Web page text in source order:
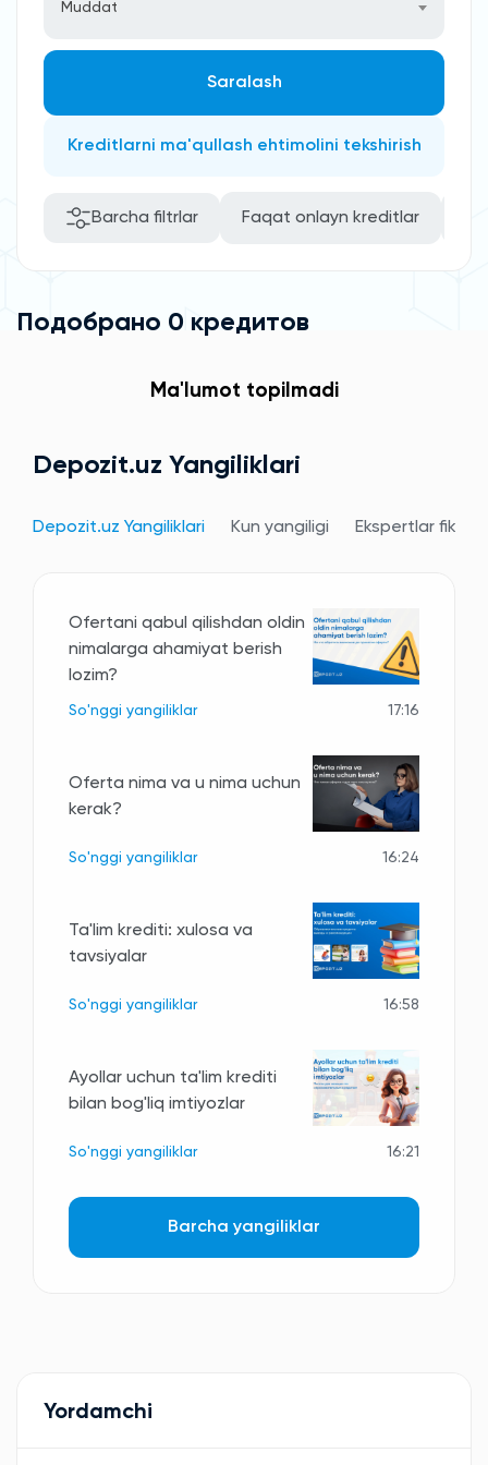
Muddat
Saralash
Kreditlarni ma'qullash ehtimolini tekshirish
Barcha filtrlar Faqat onlayn kreditlar
Подобрано 0 кредитов
Ma'lumot topilmadi
Depozit.uz Yangiliklari
Depozit.uz Yangiliklari Kun yangiligi Ekspertlar fikri
Ofertani qabul qilishdan oldin
nimalarga ahamiyat berish
lozim?
So'nggi yangiliklar 17:16
Oferta nima va u nima uchun
kerak?
So'nggi yangiliklar 16:24
Ta'lim krediti: xulosa va
tavsiyalar
So'nggi yangiliklar 16:58
Ayollar uchun ta'lim krediti
bilan bog'liq imtiyozlar
So'nggi yangiliklar 16:21
Barcha yangiliklar
Yordamchi